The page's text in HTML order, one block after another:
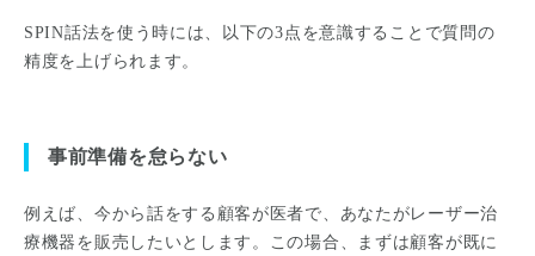
SPIN話法を使う時には、以下の3点を意識することで質問の
精度を上げられます。
事前準備を怠らない
例えば、今から話をする顧客が医者で、あなたがレーザー治
療機器を販売したいとします。この場合、まずは顧客が既に